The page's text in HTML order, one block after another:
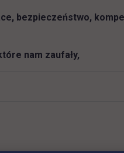
bezpieczeństwo,
nam zaufały,